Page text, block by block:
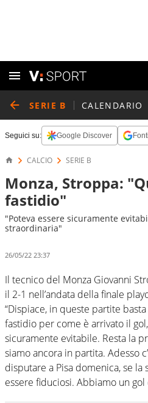
SERIE B CALENDARIO
Seguici su: Google Discover
CALCIO SERIE B
Monza, Stroppa:
fastidio"
"Poteva essere sicuramente
straordinaria"
26/05/22 23:37
Il tecnico del Monza Giovanni
il 2-1 nell’andata della finale
“Dispiace, in queste partite
fastidio per come è arrivato il
sicuramente evitabile. Resta la
siamo ancora in partita. Adesso
disputare a Pisa domenica, se
essere fiduciosi. Abbiamo un gol